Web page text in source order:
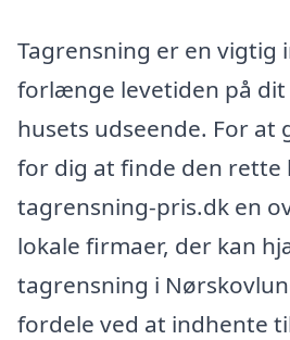
Tagrensning er en vigtig
forlænge levetiden på
husets udseende. For at
for dig at finde den rette
tagrensning-pris.dk en
lokale firmaer, der kan
tagrensning i
fordele ved at indhente